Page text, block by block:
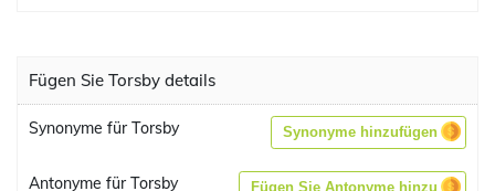
Fügen Sie Torsby details
Synonyme für Torsby Synonyme hinzufügen
Antonyme für Torsby Fügen Sie Antonyme hinzu